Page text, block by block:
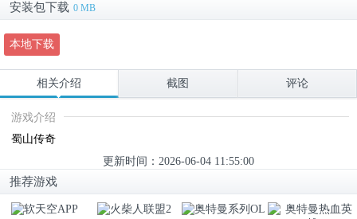
安装包下载 0 MB
本地下载
相关介绍 截图 评论
游戏介绍
蜀山传奇
更新时间：2026-06-04 11:55:00
推荐游戏